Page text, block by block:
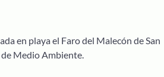
en playa el Faro del Malecón de San
Medio Ambiente.